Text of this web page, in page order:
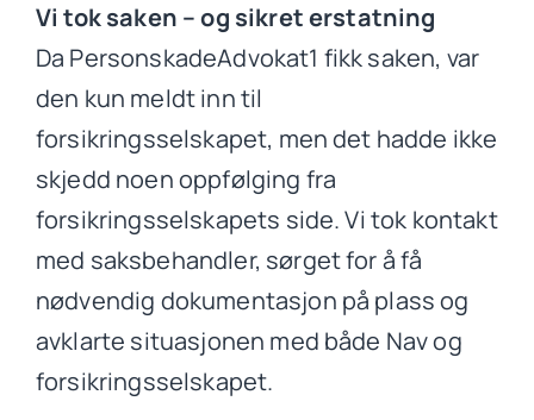
Vi tok saken – og sikret erstatning
Da PersonskadeAdvokat1 fikk saken, var
den kun meldt inn til
forsikringsselskapet, men det hadde ikke
skjedd noen oppfølging fra
forsikringsselskapets side. Vi tok kontakt
med saksbehandler, sørget for å få
nødvendig dokumentasjon på plass og
avklarte situasjonen med både Nav og
forsikringsselskapet.